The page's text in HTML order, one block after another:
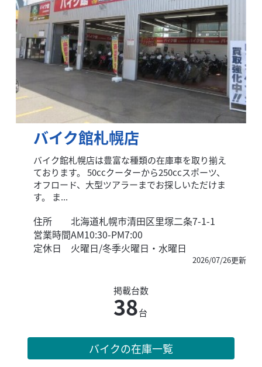
バイク館札幌店
バイク館札幌店は豊富な種類の在庫車を取り揃え
ております。 50ccクーターから250ccスポーツ、
オフロード、大型ツアラーまでお探しいただけま
す。 ま...
住所
北海道札幌市清田区里塚二条7-1-1
営業時間AM10:30-PM7:00
定休日
火曜日/冬季火曜日・水曜日
2026/07/26更新
掲載台数
38台
バイクの在庫一覧